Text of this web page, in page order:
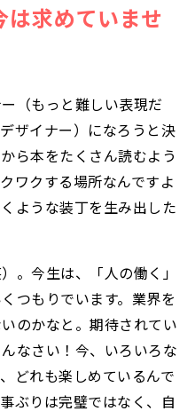
は求めていませ
（もっと難しい表現だ
ザイナー）になろうと決
ら本をたくさん読むよう
ワクする場所なんですよ
ような装丁を生み出した
。今生は、「人の働く」
つもりでいます。業界を
のかなと。期待されてい
なさい！今、いろいろな
どれも楽しめているんで
ぶりは完璧ではなく、自